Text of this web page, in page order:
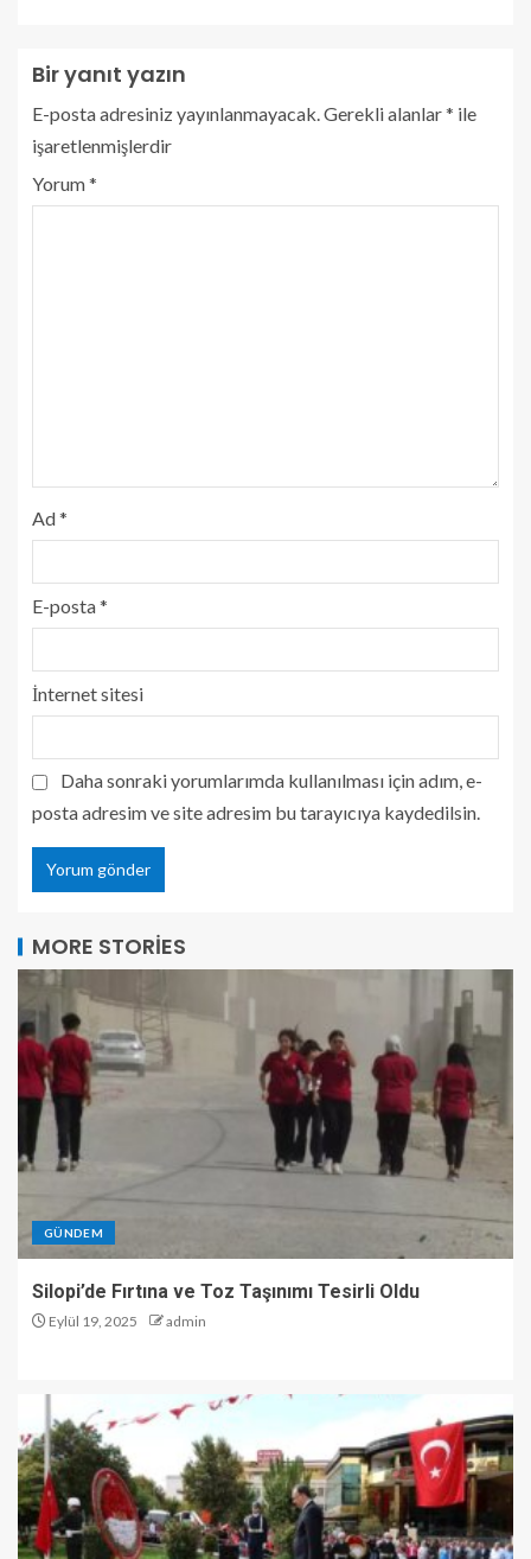
Bir yanıt yazın
E-posta adresiniz yayınlanmayacak.Gerekli alanlar* ile
işaretlenmişlerdir
Yorum*
Ad*
E-posta*
İnternet sitesi
Daha sonraki yorumlarımda kullanılması için adım, e-
posta adresim ve site adresim bu tarayıcıya kaydedilsin.
MORE STORIES
GÜNDEM
Silopi’de Fırtına ve Toz Taşınımı Tesirli Oldu
Eylül 19, 2025 admin